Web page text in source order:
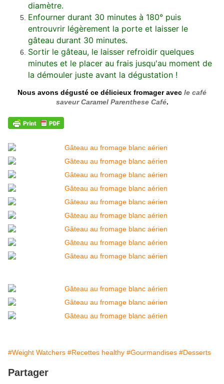
diamètre.
Enfourner durant 30 minutes à 180° puis
entrouvrir légèrement la porte et laisser le
gâteau durant 30 minutes.
Sortir le gâteau, le laisser refroidir quelques
minutes et le placer au frais jusqu'au moment de
la démouler juste avant la dégustation !
Nous avons dégusté ce délicieux fromager avec le café
saveur Caramel Parenthese Café.
#Weight Watchers #Recettes healthy #Gourmandises #Desserts
Partager